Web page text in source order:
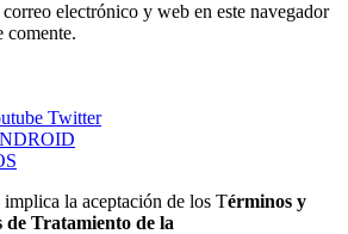
electrónico y web en este navegador
comente.
Twitter
la aceptación de los Términos y
de Tratamiento de la